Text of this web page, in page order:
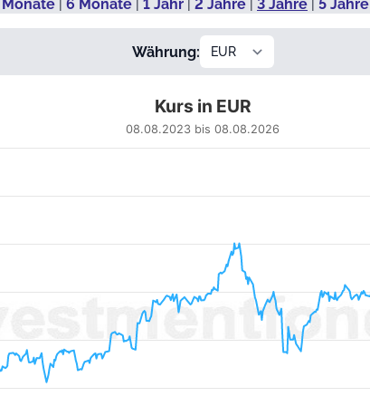
Monate | 6 Monate | 1 Jahr | 2 Jahre | 3 Jahre | 5 Jahre
Währung:
to 10.1096.
Kurs in EUR
08.08.2023 bis 08.08.2026